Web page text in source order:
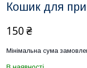
Кошик для
150 ₴
Мінімальна сума